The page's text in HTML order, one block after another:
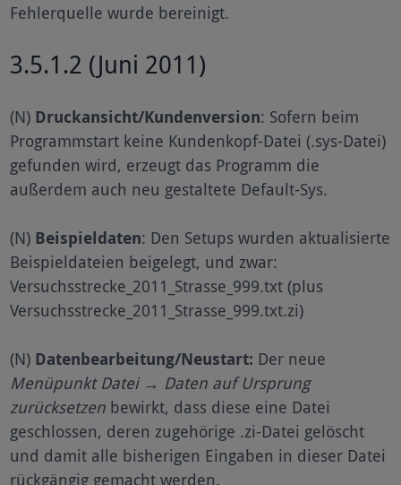
Fehlerquelle wurde bereinigt.
3.5.1.2 (Juni 2011)
(N) Druckansicht/Kundenversion: Sofern beim
Programmstart keine Kundenkopf-Datei (.sys-Datei)
gefunden wird, erzeugt das Programm die
außerdem auch neu gestaltete Default-Sys.
(N) Beispieldaten: Den Setups wurden aktualisierte
Beispieldateien beigelegt, und zwar:
Versuchsstrecke_2011_Strasse_999.txt (plus
Versuchsstrecke_2011_Strasse_999.txt.zi)
(N) Datenbearbeitung/Neustart: Der neue
Menüpunkt Datei → Daten auf Ursprung
zurücksetzen bewirkt, dass diese eine Datei
geschlossen, deren zugehörige .zi-Datei gelöscht
und damit alle bisherigen Eingaben in dieser Datei
rückgängig gemacht werden.